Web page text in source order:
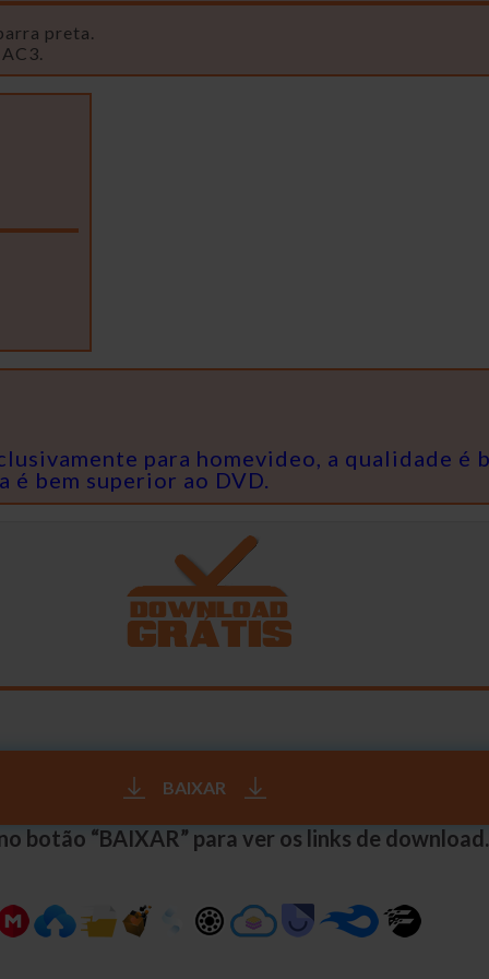
preta.
para homevideo, a qualidade é
é bem superior ao DVD.
BAIXAR
botão “BAIXAR” para ver os links de download.